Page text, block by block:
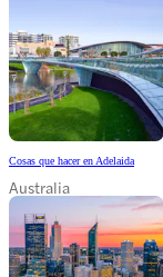
Cosas que hacer en Adelaida
Australia